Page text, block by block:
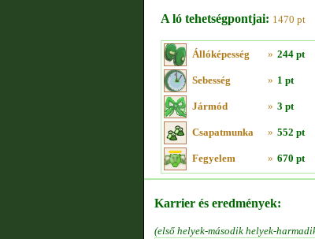
A ló tehetségpontjai: 1470 pt
Állóképesség » 244 pt
Sebesség » 1 pt
Jármód » 3 pt
Csapatmunka » 552 pt
Fegyelem » 670 pt
Karrier és eredmények:
(első helyek-második helyek-